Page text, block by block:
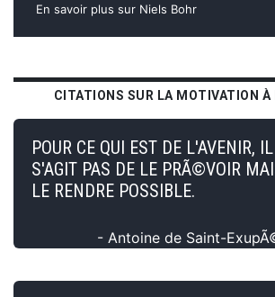
En savoir plus sur Niels Bohr
CITATIONS SUR LA MOTIVATION À
POUR CE QUI EST DE L'AVENIR,
S'AGIT PAS DE LE PRÃ©VOIR
LE RENDRE POSSIBLE.
- Antoine de Saint-